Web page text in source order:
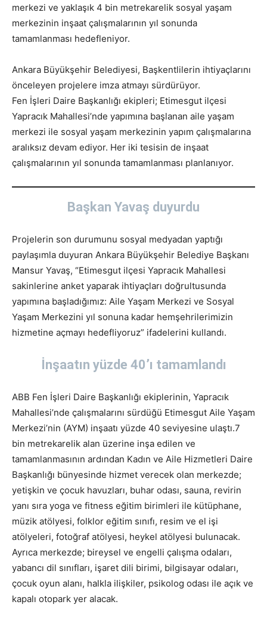
merkezi ve yaklaşık 4 bin metrekarelik sosyal yaşam
merkezinin inşaat çalışmalarının yıl sonunda
tamamlanması hedefleniyor.
Ankara Büyükşehir Belediyesi, Başkentlilerin ihtiyaçlarını
önceleyen projelere imza atmayı sürdürüyor.
Fen İşleri Daire Başkanlığı ekipleri; Etimesgut ilçesi
Yapracık Mahallesi’nde yapımına başlanan aile yaşam
merkezi ile sosyal yaşam merkezinin yapım çalışmalarına
aralıksız devam ediyor. Her iki tesisin de inşaat
çalışmalarının yıl sonunda tamamlanması planlanıyor.
Başkan Yavaş duyurdu
Projelerin son durumunu sosyal medyadan yaptığı
paylaşımla duyuran Ankara Büyükşehir Belediye Başkanı
Mansur Yavaş, “Etimesgut ilçesi Yapracık Mahallesi
sakinlerine anket yaparak ihtiyaçları doğrultusunda
yapımına başladığımız: Aile Yaşam Merkezi ve Sosyal
Yaşam Merkezini yıl sonuna kadar hemşehrilerimizin
hizmetine açmayı hedefliyoruz” ifadelerini kullandı.
İnşaatın yüzde 40’ı tamamlandı
ABB Fen İşleri Daire Başkanlığı ekiplerinin, Yapracık
Mahallesi’nde çalışmalarını sürdüğü Etimesgut Aile Yaşam
Merkezi’nin (AYM) inşaatı yüzde 40 seviyesine ulaştı.7
bin metrekarelik alan üzerine inşa edilen ve
tamamlanmasının ardından Kadın ve Aile Hizmetleri Daire
Başkanlığı bünyesinde hizmet verecek olan merkezde;
yetişkin ve çocuk havuzları, buhar odası, sauna, revirin
yanı sıra yoga ve fitness eğitim birimleri ile kütüphane,
müzik atölyesi, folklor eğitim sınıfı, resim ve el işi
atölyeleri, fotoğraf atölyesi, heykel atölyesi bulunacak.
Ayrıca merkezde; bireysel ve engelli çalışma odaları,
yabancı dil sınıfları, işaret dili birimi, bilgisayar odaları,
çocuk oyun alanı, halkla ilişkiler, psikolog odası ile açık ve
kapalı otopark yer alacak.